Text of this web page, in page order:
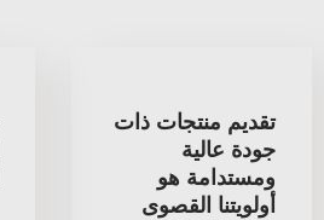
تقديم منتجات ذات
جودة عالية
ومستدامة هو
أولويتنا القصوى